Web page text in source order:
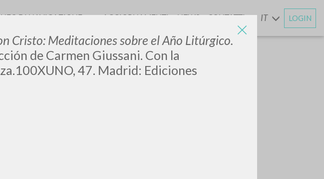
Cristo: Meditaciones sobre el Año Litúrgico.
de Carmen Giussani. Con la
47. Madrid: Ediciones
DI NAVIGAZIONE AGGIORNAMENTIENEWS CONTATTI IT LOGIN